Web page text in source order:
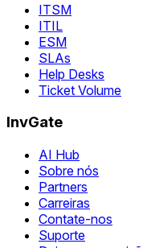
ITSM
ITIL
ESM
SLAs
Help Desks
Ticket Volume
InvGate
AI Hub
Sobre nós
Partners
Carreiras
Contate-nos
Suporte